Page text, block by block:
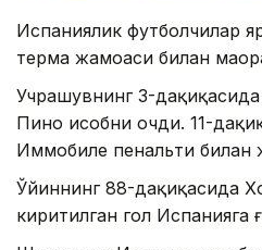
Испаниялик футболчилар
терма жамоаси билан
Учрашувнинг 3-
Пино ҳисобни очди. 11-
Иммобиле пенальти билан
Ўйиннинг 88-дақиқасида
киритилган гол Испанияга